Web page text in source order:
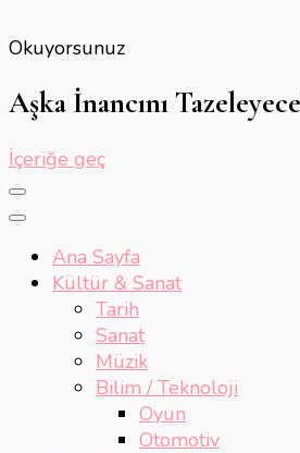
Okuyorsunuz
Aşka İnancını
İçeriğe geç
Ana Sayfa
Kültür & Sanat
Tarih
Sanat
Müzik
Bilim / Teknoloji
Oyun
Otomotiv